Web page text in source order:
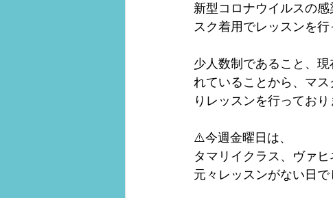
新型コロナウイルスの
スク着用でレッスンを行
少人数制であること、
れていることから、マ
りレッスンを行っており
⚠️今週金曜日は、
タマリイクラス、ヴァヒ
元々レッスンがない日